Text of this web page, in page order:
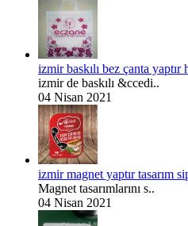
izmir baskılı bez çanta yaptır
izmir de baskılı &ccedi..
04 Nisan 2021
izmir magnet yaptır tasarım
Magnet tasarımlarını s..
04 Nisan 2021